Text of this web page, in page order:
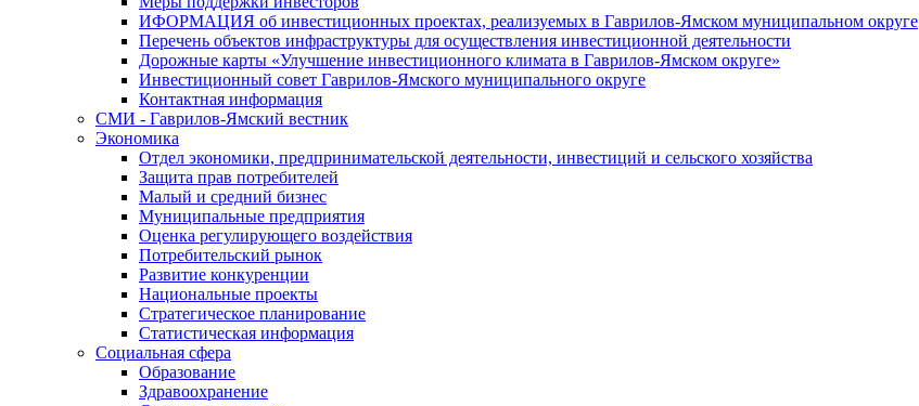
ИФОРМАЦИЯ об инвестиционных проектах, реализуемых в Гаврилов-Ямском муниципальном округе
Перечень объектов инфраструктуры для осуществления инвестиционной деятельности
Дорожные карты «Улучшение инвестиционного климата в Гаврилов-Ямском округе»
Инвестиционный совет Гаврилов-Ямского муниципального округе
Контактная информация
СМИ - Гаврилов-Ямский вестник
Экономика
Отдел экономики, предпринимательской деятельности, инвестиций и сельского хозяйства
Защита прав потребителей
Малый и средний бизнес
Муниципальные предприятия
Оценка регулирующего воздействия
Потребительский рынок
Развитие конкуренции
Национальные проекты
Стратегическое планирование
Статистическая информация
Социальная сфера
Образование
Здравоохранение